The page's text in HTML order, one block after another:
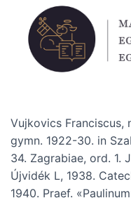
Vujkovics Franciscus,
gymn. 1922-30. in
34. Zagrabiae, ord. 1.
Újvidék L, 1938.
1940. Praef.